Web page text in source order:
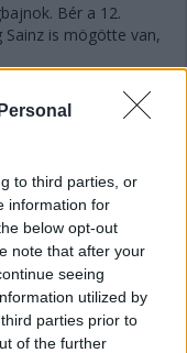
to third parties, or
information for
below opt-out
note that after your
seeing
utilized by
parties prior to
of the further
Bér a 12.
Sainz is mögötte van,
majd. Nagy
1:12.886-os
de
hatodik helye is.